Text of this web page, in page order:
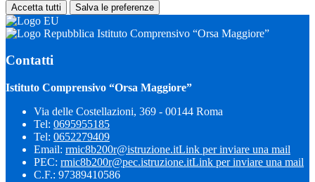
Accetta tutti Salva le preferenze
Istituto Comprensivo “Orsa Maggiore”
Contatti
Istituto Comprensivo “Orsa Maggiore”
Via delle Costellazioni, 369 - 00144 Roma
Tel: 0695955185
Tel: 0652279409
Email: rmic8b200r@istruzione.itLink per inviare una mail
PEC: rmic8b200r@pec.istruzione.itLink per inviare una mail
C.F.: 97389410586